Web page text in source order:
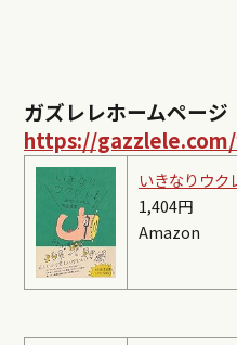
ガズレレホームページ
https://
いきなりウク
1,404円
Amazon